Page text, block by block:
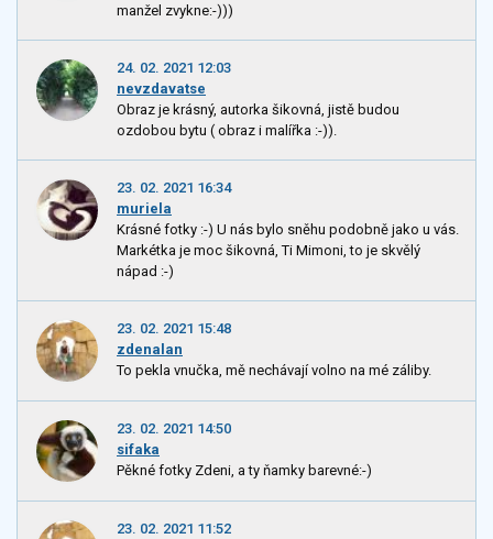
manžel zvykne:-)))
24. 02. 2021 12:03
nevzdavatse
Obraz je krásný, autorka šikovná, jistě budou
ozdobou bytu ( obraz i malířka :-)).
23. 02. 2021 16:34
muriela
Krásné fotky :-) U nás bylo sněhu podobně jako u vás.
Markétka je moc šikovná, Ti Mimoni, to je skvělý
nápad :-)
23. 02. 2021 15:48
zdenalan
To pekla vnučka, mě nechávají volno na mé záliby.
23. 02. 2021 14:50
sifaka
Pěkné fotky Zdeni, a ty ňamky barevné:-)
23. 02. 2021 11:52